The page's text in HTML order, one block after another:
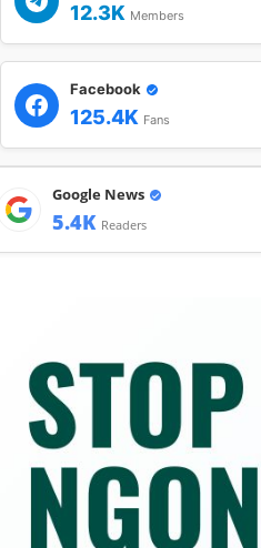
12.3K Members
Facebook
125.4K Fans
Google News
5.4K Readers